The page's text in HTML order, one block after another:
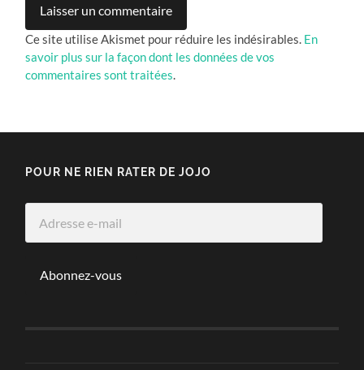
Ce site utilise Akismet pour réduire les indésirables. En
savoir plus sur la façon dont les données de vos
commentaires sont traitées.
POUR NE RIEN RATER DE JOJO
Abonnez-vous